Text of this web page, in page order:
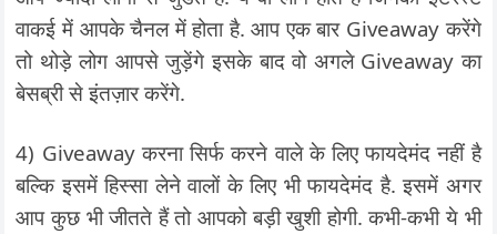
वाकई में आपके चैनल में होता है. आप एक बार Giveaway करेंगे
तो थोड़े लोग आपसे जुड़ेंगे इसके बाद वो अगले Giveaway का
बेसब्री से इंतज़ार करेंगे.
4) Giveaway करना सिर्फ करने वाले के लिए फायदेमंद नहीं है
बल्कि इसमें हिस्सा लेने वालों के लिए भी फायदेमंद है. इसमें अगर
आप कुछ भी जीतते हैं तो आपको बड़ी खुशी होगी. कभी-कभी ये भी